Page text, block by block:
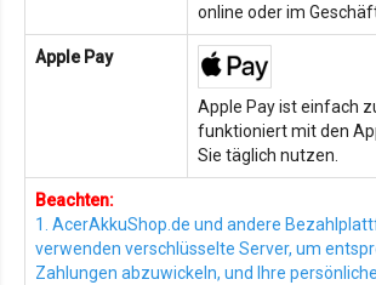
online oder im
Apple Pay
Apple Pay ist einfach
funktioniert mit den
Sie täglich nutzen.
Beachten:
1. AcerAkkuShop.de und andere
verwenden verschlüsselte Server, um
Zahlungen abzuwickeln, und Ihre